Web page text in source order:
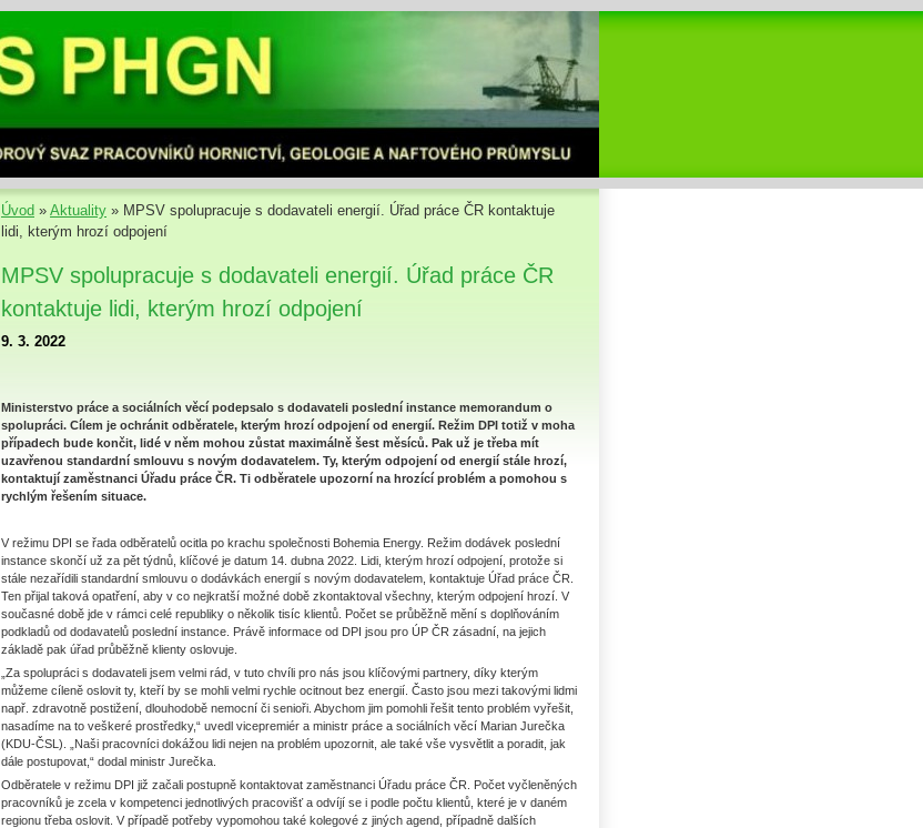
Úvod » Aktuality » MPSV spolupracuje s dodavateli energií. Úřad práce ČR kontaktuje
lidi, kterým hrozí odpojení
MPSV spolupracuje s dodavateli energií. Úřad práce ČR
kontaktuje lidi, kterým hrozí odpojení
9. 3. 2022
Ministerstvo práce a sociálních věcí podepsalo s dodavateli poslední instance memorandum o
spolupráci. Cílem je ochránit odběratele, kterým hrozí odpojení od energií. Režim DPI totiž v moha
případech bude končit, lidé v něm mohou zůstat maximálně šest měsíců. Pak už je třeba mít
uzavřenou standardní smlouvu s novým dodavatelem. Ty, kterým odpojení od energií stále hrozí,
kontaktují zaměstnanci Úřadu práce ČR. Ti odběratele upozorní na hrozící problém a pomohou s
rychlým řešením situace.
V režimu DPI se řada odběratelů ocitla po krachu společnosti Bohemia Energy. Režim dodávek poslední
instance skončí už za pět týdnů, klíčové je datum 14. dubna 2022. Lidi, kterým hrozí odpojení, protože si
stále nezařídili standardní smlouvu o dodávkách energií s novým dodavatelem, kontaktuje Úřad práce ČR.
Ten přijal taková opatření, aby v co nejkratší možné době zkontaktoval všechny, kterým odpojení hrozí. V
současné době jde v rámci celé republiky o několik tisíc klientů. Počet se průběžně mění s doplňováním
podkladů od dodavatelů poslední instance. Právě informace od DPI jsou pro ÚP ČR zásadní, na jejich
základě pak úřad průběžně klienty oslovuje.
„Za spolupráci s dodavateli jsem velmi rád, v tuto chvíli pro nás jsou klíčovými partnery, díky kterým
můžeme cíleně oslovit ty, kteří by se mohli velmi rychle ocitnout bez energií. Často jsou mezi takovými lidmi
např. zdravotně postižení, dlouhodobě nemocní či senioři. Abychom jim pomohli řešit tento problém vyřešit,
nasadíme na to veškeré prostředky,“ uvedl vicepremiér a ministr práce a sociálních věcí Marian Jurečka
(KDU-ČSL). „Naši pracovníci dokážou lidi nejen na problém upozornit, ale také vše vysvětlit a poradit, jak
dále postupovat,“ dodal ministr Jurečka.
Odběratele v režimu DPI již začali postupně kontaktovat zaměstnanci Úřadu práce ČR. Počet vyčleněných
pracovníků je zcela v kompetenci jednotlivých pracovišť a odvíjí se i podle počtu klientů, které je v daném
regionu třeba oslovit. V případě potřeby vypomohou také kolegové z jiných agend, případně dalších